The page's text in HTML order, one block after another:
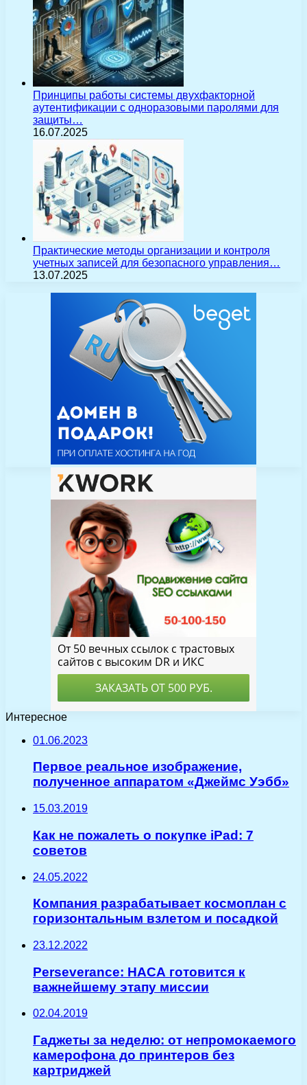
Принципы работы системы двухфакторной
аутентификации с одноразовыми паролями для
защиты…
16.07.2025
Практические методы организации и контроля
учетных записей для безопасного управления…
13.07.2025
Интересное
01.06.2023
Первое реальное изображение,
полученное аппаратом «Джеймс Уэбб»
15.03.2019
Как не пожалеть о покупке iPad: 7
советов
24.05.2022
Компания разрабатывает космоплан с
горизонтальным взлетом и посадкой
23.12.2022
Perseverance: НАСА готовится к
важнейшему этапу миссии
02.04.2019
Гаджеты за неделю: от непромокаемого
камерофона до принтеров без
картриджей